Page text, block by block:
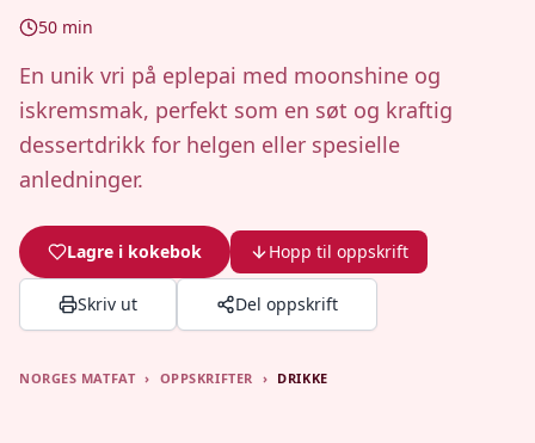
50 min
En unik vri på eplepai med moonshine og
iskremsmak, perfekt som en søt og kraftig
dessertdrikk for helgen eller spesielle
anledninger.
Lagre i kokebok Hopp til oppskrift
Skriv ut Del oppskrift
NORGES MATFAT › OPPSKRIFTER › DRIKKE